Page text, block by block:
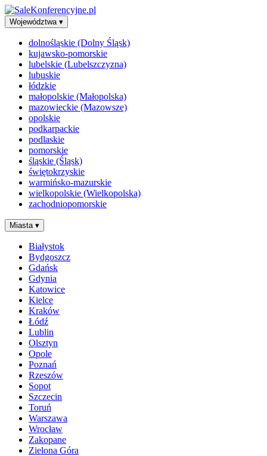
Województwa ▾
dolnośląskie (Dolny Śląsk)
kujawsko-pomorskie
lubelskie (Lubelszczyzna)
lubuskie
łódzkie
małopolskie (Małopolska)
mazowieckie (Mazowsze)
opolskie
podkarpackie
podlaskie
pomorskie
śląskie (Śląsk)
świętokrzyskie
warmińsko-mazurskie
wielkopolskie (Wielkopolska)
zachodniopomorskie
Miasta ▾
Białystok
Bydgoszcz
Gdańsk
Gdynia
Katowice
Kielce
Kraków
Łódź
Lublin
Olsztyn
Opole
Poznań
Rzeszów
Sopot
Szczecin
Toruń
Warszawa
Wrocław
Zakopane
Zielona Góra